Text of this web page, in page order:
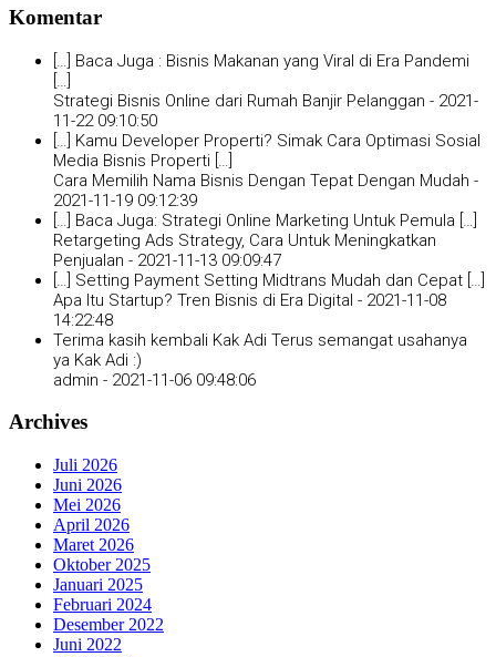
Komentar
[…] Baca Juga : Bisnis Makanan yang Viral di Era Pandemi
Strategi Bisnis Online dari Rumah Banjir Pelanggan - 2021-
11-22 09:10:50
[…] Kamu Developer Properti? Simak Cara Optimasi Sosial
Media Bisnis Properti […]
Cara Memilih Nama Bisnis Dengan Tepat Dengan Mudah -
2021-11-19 09:12:39
[…] Baca Juga: Strategi Online Marketing Untuk Pemula […]
Retargeting Ads Strategy, Cara Untuk Meningkatkan
Penjualan - 2021-11-13 09:09:47
[…] Setting Payment Setting Midtrans Mudah dan Cepat […]
Apa Itu Startup? Tren Bisnis di Era Digital - 2021-11-08
14:22:48
Terima kasih kembali Kak Adi Terus semangat usahanya
ya Kak Adi :)
admin - 2021-11-06 09:48:06
Archives
Juli 2026
Juni 2026
Mei 2026
April 2026
Maret 2026
Oktober 2025
Januari 2025
Februari 2024
Desember 2022
Juni 2022